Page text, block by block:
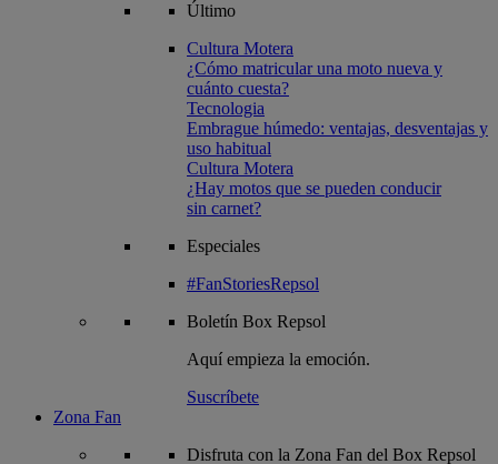
Último
Cultura Motera
¿Cómo matricular una moto nueva y
cuánto cuesta?
Tecnologia
Embrague húmedo: ventajas, desventajas y
uso habitual
Cultura Motera
¿Hay motos que se pueden conducir
sin carnet?
Especiales
#FanStoriesRepsol
Boletín Box Repsol
Aquí empieza la emoción.
Suscríbete
Zona Fan
Disfruta con la Zona Fan del Box Repsol